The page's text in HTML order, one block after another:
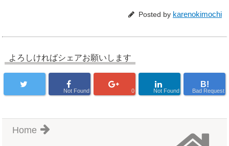
Posted by karenokimochi
よろしければシェアお願いします
Not Found 0 Not Found
B!
Bad Request
Home